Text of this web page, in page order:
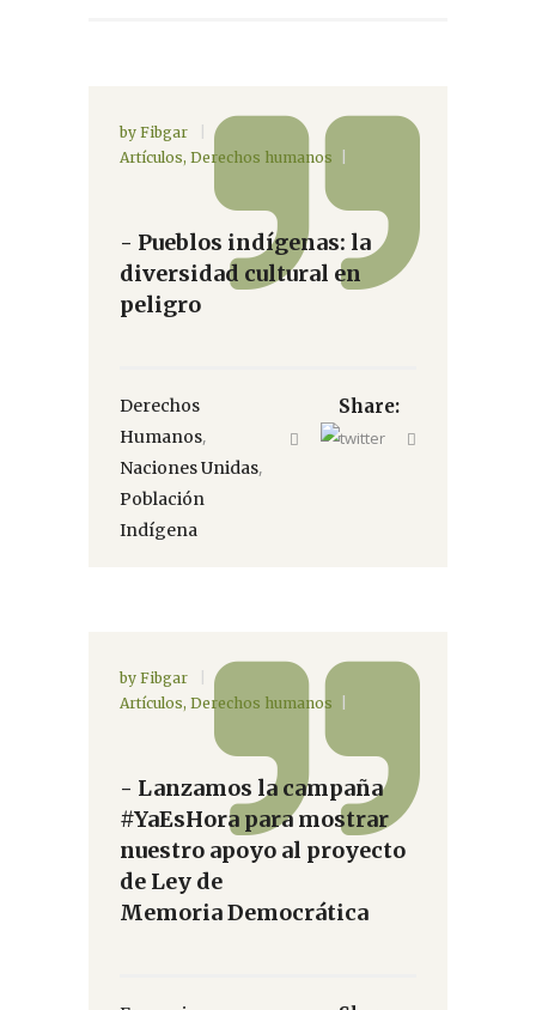
by Fibgar
Artículos, Derechos humanos
- Pueblos indígenas: la
diversidad cultural en
peligro
Derechos
Humanos,
Naciones Unidas,
Población
Indígena
Share:
by Fibgar
Artículos, Derechos humanos
- Lanzamos la campaña
#YaEsHora para mostrar
nuestro apoyo al proyecto
de Ley de
Memoria Democrática